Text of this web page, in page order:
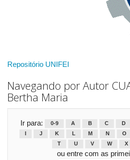
Repositório UNIFEI
Navegando por Autor
Bertha Maria
Ir para: 0-9 A B C D
J K L M N O
T
U V W X
ou entre com as